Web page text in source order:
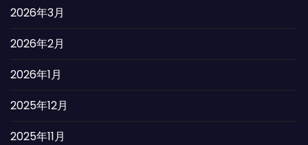
2026年3月
2026年2月
2026年1月
2025年12月
2025年11月